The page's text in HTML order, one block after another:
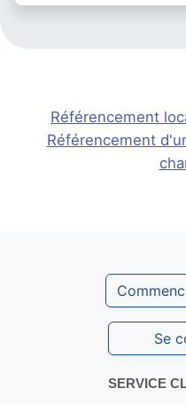
Référencement
Référencement
Se
SERVICE